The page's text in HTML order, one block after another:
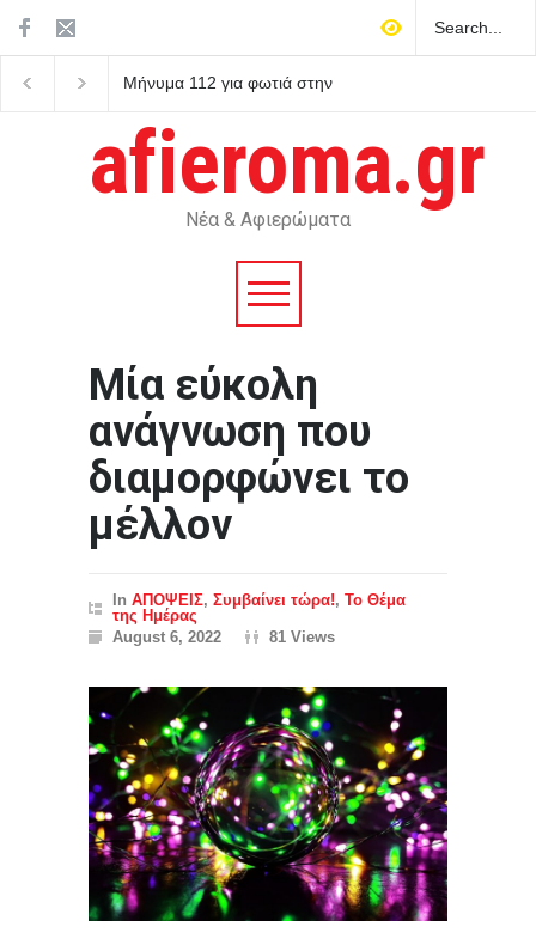
Τζέιμς Γκρέι: Ό,τι είναι
συμφερόντων των
afieroma.gr
Νέα & Αφιερώματα
Mία εύκολη
ανάγνωση που
διαμορφώνει το
μέλλον
In ΑΠΟΨΕΙΣ, Συμβαίνει τώρα!, Το Θέμα
της Ημέρας
August 6, 2022
81 Views